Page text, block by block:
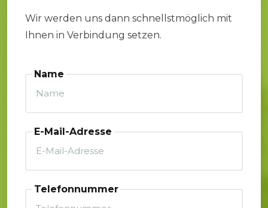
Wir werden uns dann schnellstmöglich mit
Ihnen in Verbindung setzen.
Name
E-Mail-Adresse
Telefonnummer